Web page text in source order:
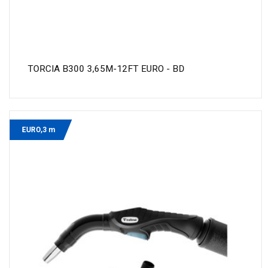
TORCIA B300 3,65M-12FT EURO - BD
EURO,3 m